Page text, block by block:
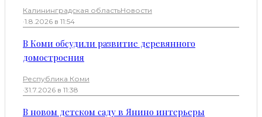
Калининградская областьНовости
·1.8.2026 в 11:54
В Коми обсудили развитие деревянного
домостроения
Республика Коми
·31.7.2026 в 11:38
В новом детском саду в Янино интерьеры